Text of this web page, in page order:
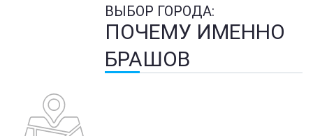
ВЫБОР ГОРОДА:
ПОЧЕМУ ИМЕННО
БРАШОВ